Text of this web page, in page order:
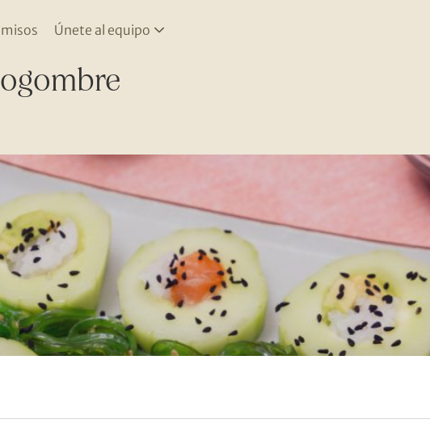
Únete al equipo